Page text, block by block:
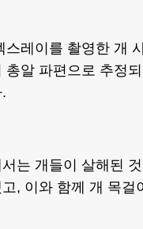
스레이를 촬영한 개
총알 파편으로 추정
는 개들이 살해된
, 이와 함께 개 목걸